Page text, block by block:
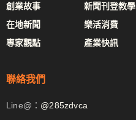
創業故事
在地新聞
專家觀點
新聞刊登教學
樂活消費
產業快訊
聯絡我們
Line@： @285zdvca